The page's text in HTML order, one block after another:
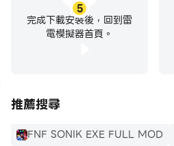
5
完成下載安裝後，回到雷
電模擬器首頁。
推薦搜尋
FNF SONIK EXE FULL MOD